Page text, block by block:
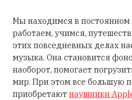
Мы находимся в
работаем, учимся,
этих повседневных делах
музыка. Она становится
наоборот, помогает
мир. При этом все большую
приобретают наушники